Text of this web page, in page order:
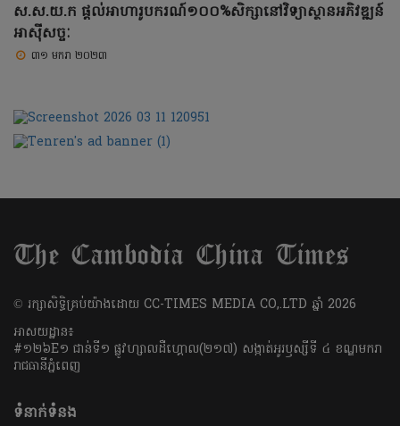
ស.ស.យ.ក ផ្ដល់អាហារូបករណ៍១០០%សិក្សានៅវិទ្យាស្ថានអភិវឌ្ឍន៍
អាស៊ីសច្ចៈ
៣១ មករា ២០២៣
​© រក្សា​សិទ្ធិ​គ្រប់​យ៉ាង​ដោយ​ CC-TIMES MEDIA CO,.LTD ឆ្នាំ​ 2026
អាសយដ្ឋាន៖
#១២៦E១ ជាន់ទី១ ផ្លូវហ្សាលដឺហ្គោល(២១៧) សង្កាត់អូរឫស្សីទី ៤ ខណ្ឌមករា
រាជធានីភ្នំពេញ
ទំនាក់ទំនង